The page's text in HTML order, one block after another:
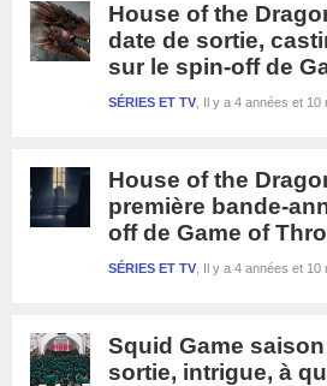
House of the
date de sortie,
sur le spin-off de
Il y a 4 années et 10
SÉRIES ET TV
House of the
première bande-
off de Game of
Il y a 4 années et 10
SÉRIES ET TV
Squid Game
sortie, intrigue, à